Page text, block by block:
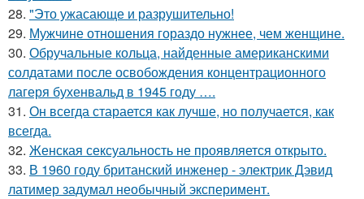
28. "Это ужасающе и разрушительно!
29. Мужчине отношения гораздо нужнее, чем женщине.
30. Обручальные кольца, найденные американскими
солдатами после освобождения концентрационного
лагеря бухенвальд в 1945 году ….
31. Он всегда старается как лучше, но получается, как
всегда.
32. Женская сексуальность не проявляется открыто.
33. В 1960 году британский инженер - электрик Дэвид
латимер задумал необычный эксперимент.